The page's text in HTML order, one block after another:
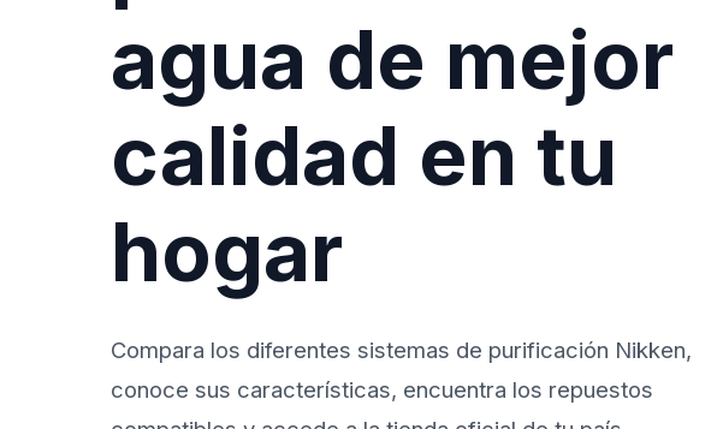
agua de mejor
calidad en tu
hogar
Compara los diferentes sistemas de purificación Nikken,
conoce sus características, encuentra los repuestos